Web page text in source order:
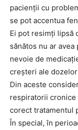
pacienții cu
se pot accentua
Ei pot resimți lipsă
sănătos nu ar
nevoie de
creșteri ale
Din aceste
respiratorii cronice
corect tratamentul
În special, în